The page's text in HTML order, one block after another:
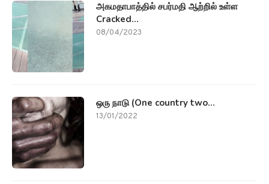
அகமதாபாத்தில் சபர்மதி ஆற்றில் உள்ள
Cracked...
08/04/2023
ஒரு நாடு (One country two...
13/01/2022